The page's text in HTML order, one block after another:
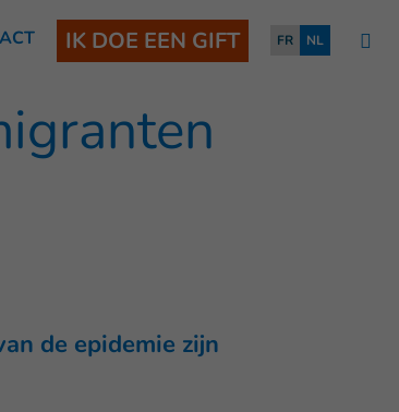
IK DOE EEN GIFT FR NL
de epidemie zijn